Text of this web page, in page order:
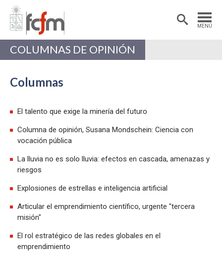
MENÚ
Estudiantes
Académicas/os
COLUMNAS DE OPINIÓN
Columnas
El rol estratégico de las redes globales en el
emprendimiento
Articular el emprendimiento científico, urgente "tercera
misión"
Explosiones de estrellas e inteligencia artificial
La lluvia no es solo lluvia: efectos en cascada, amenazas y
riesgos
Columna de opinión, Susana Mondschein: Ciencia con
vocación pública
El talento que exige la minería del futuro